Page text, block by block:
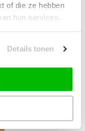
of die ze hebben
hun services.
Details tonen
89,90
juiste product te